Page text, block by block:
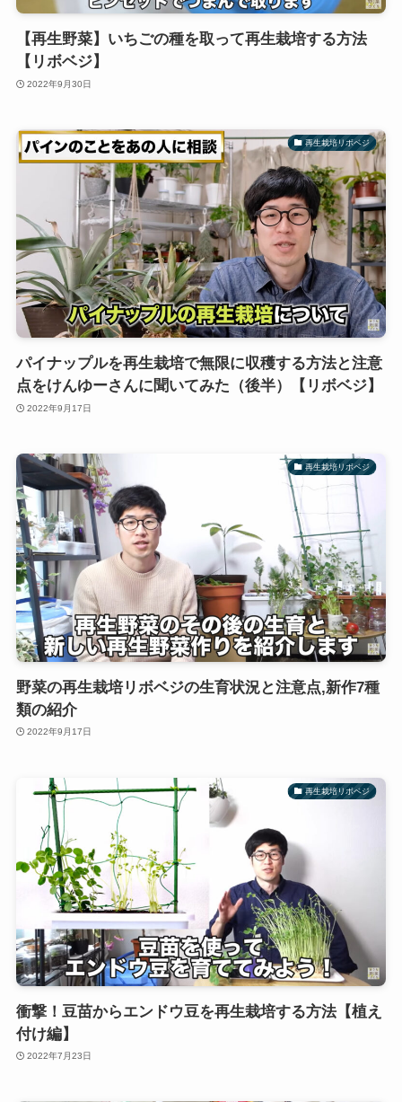
【再生野菜】いちごの種を取って再生栽培する方法
【リボベジ】
2022年9月30日
再生栽培リボベジ
パイナップルを再生栽培で無限に収穫する方法と注意
点をけんゆーさんに聞いてみた（後半）【リボベジ】
2022年9月17日
再生栽培リボベジ
野菜の再生栽培リボベジの生育状況と注意点,新作7種
類の紹介
2022年9月17日
再生栽培リボベジ
衝撃！豆苗からエンドウ豆を再生栽培する方法【植え
付け編】
2022年7月23日